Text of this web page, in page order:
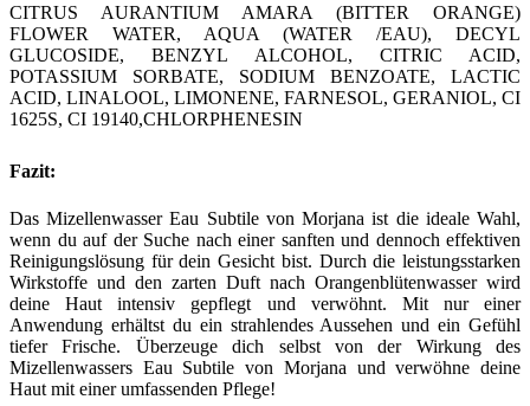
CITRUS AURANTIUM AMARA (BITTER ORANGE)
FLOWER WATER, AQUA (WATER /EAU), DECYL
GLUCOSIDE, BENZYL ALCOHOL, CITRIC ACID,
POTASSIUM SORBATE, SODIUM BENZOATE, LACTIC
ACID, LINALOOL, LIMONENE, FARNESOL, GERANIOL, CI
1625S, CI 19140,CHLORPHENESIN
Fazit:
Das Mizellenwasser Eau Subtile von Morjana ist die ideale Wahl,
wenn du auf der Suche nach einer sanften und dennoch effektiven
Reinigungslösung für dein Gesicht bist. Durch die leistungsstarken
Wirkstoffe und den zarten Duft nach Orangenblütenwasser wird
deine Haut intensiv gepflegt und verwöhnt. Mit nur einer
Anwendung erhältst du ein strahlendes Aussehen und ein Gefühl
tiefer Frische. Überzeuge dich selbst von der Wirkung des
Mizellenwassers Eau Subtile von Morjana und verwöhne deine
Haut mit einer umfassenden Pflege!